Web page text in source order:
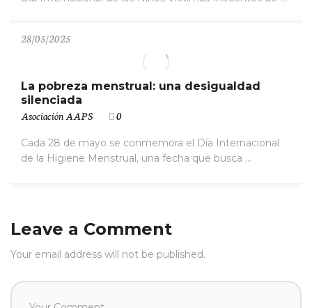
28/05/2025
La pobreza menstrual: una desigualdad
silenciada
Asociación AAPS 0
Cada 28 de mayo se conmemora el Día Internacional
de la Higiene Menstrual, una fecha que busca ...
Leave a Comment
Your email address will not be published.